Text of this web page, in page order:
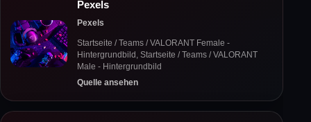
Pexels
Pexels
Startseite / Teams / VALORANT Female -
Hintergrundbild, Startseite / Teams / VALORANT
Male - Hintergrundbild
Quelle ansehen